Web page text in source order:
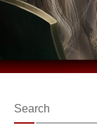
Search